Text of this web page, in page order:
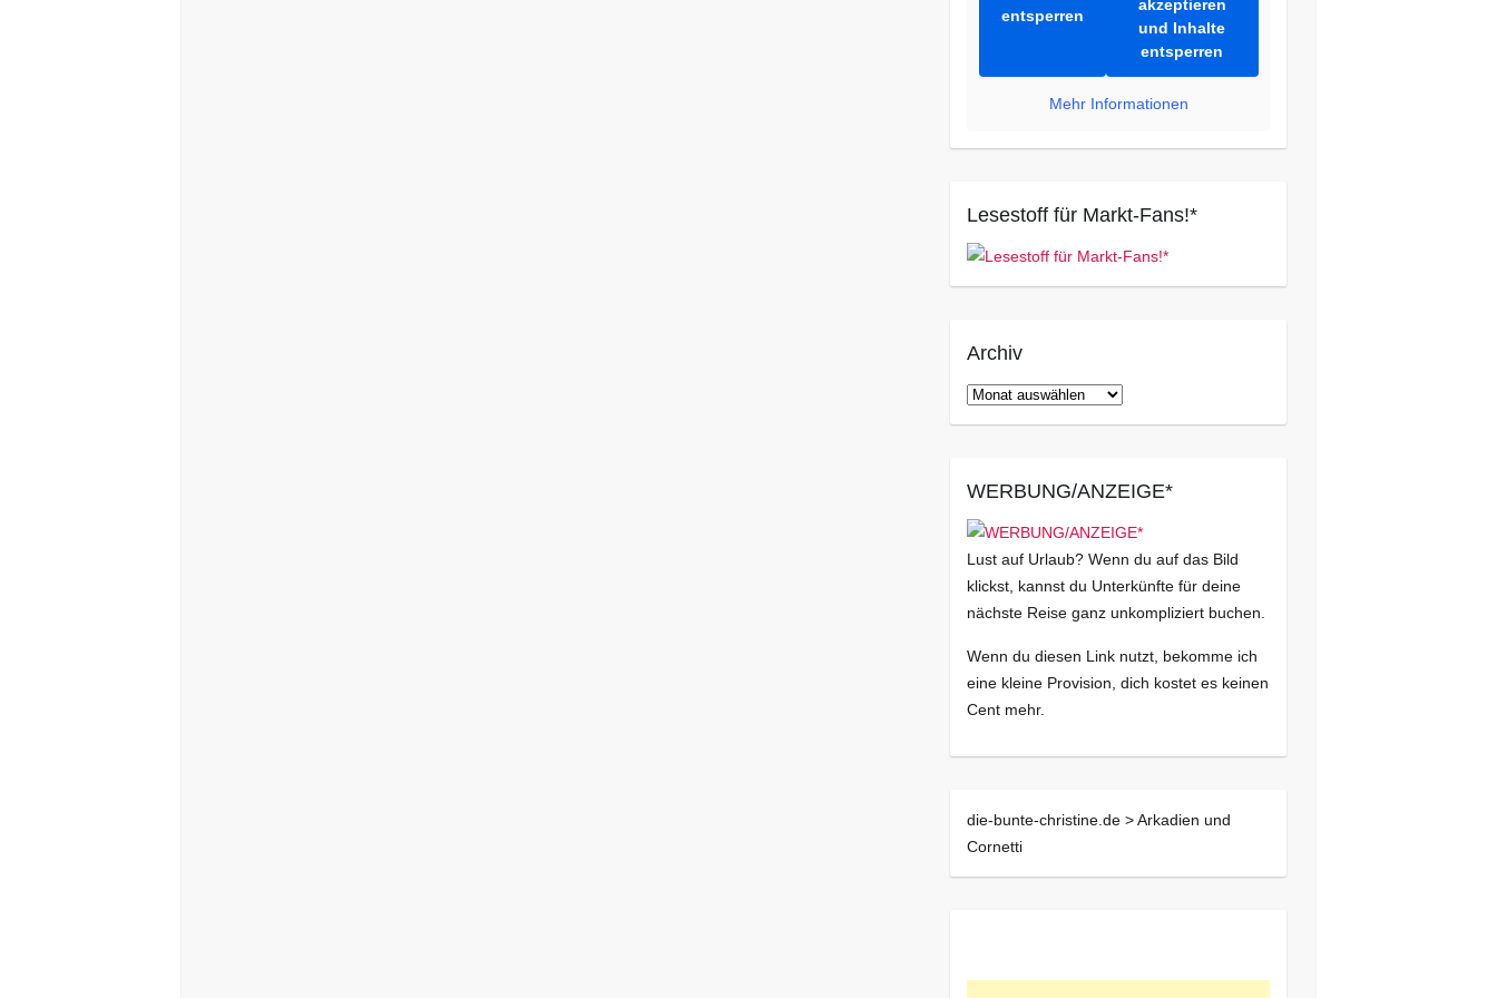
entsperren
akzeptieren
und Inhalte
entsperren
Mehr Informationen
Lesestoff für Markt-Fans!*
Archiv
Archiv
WERBUNG/ANZEIGE*
Lust auf Urlaub? Wenn du auf das Bild
klickst, kannst du Unterkünfte für deine
nächste Reise ganz unkompliziert buchen.
Wenn du diesen Link nutzt, bekomme ich
eine kleine Provision, dich kostet es keinen
Cent mehr.
die-bunte-christine.de >Arkadien und
Cornetti